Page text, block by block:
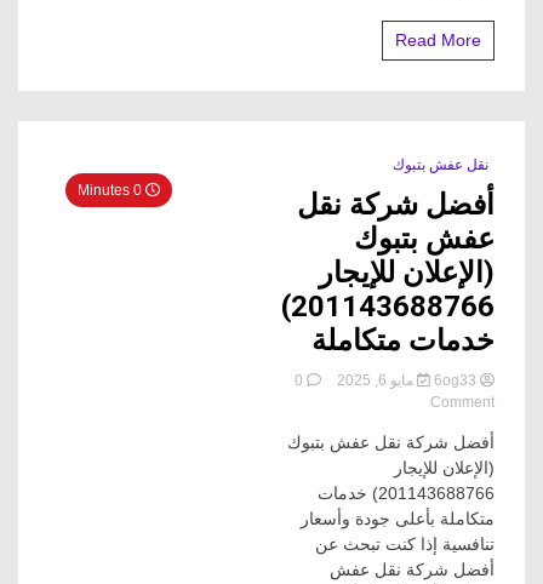
Read More
نقل عفش بتبوك
أفضل شركة نقل
عفش بتبوك
(الإعلان للإيجار
201143688766)
خدمات متكاملة
مايو 6, 2025
0
Comment
on
شركة
نقل
عفش
بتبوك
(الإعلان
للإيجار
أفضل شركة نقل عفش بتبوك
(الإعلان للإيجار
201143688766) خدمات
متكاملة بأعلى جودة وأسعار
تنافسية إذا كنت تبحث عن
أفضل شركة نقل عفش